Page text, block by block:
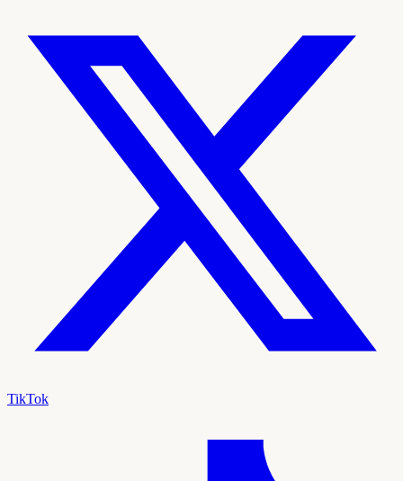
TikTok